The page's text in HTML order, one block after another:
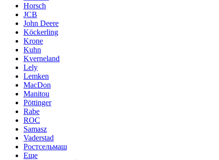
Horsch
JCB
John Deere
Köckerling
Krone
Kuhn
Kverneland
Lely
Lemken
MacDon
Manitou
Pöttinger
Rabe
ROC
Samasz
Vaderstad
Ростсельмаш
Еще